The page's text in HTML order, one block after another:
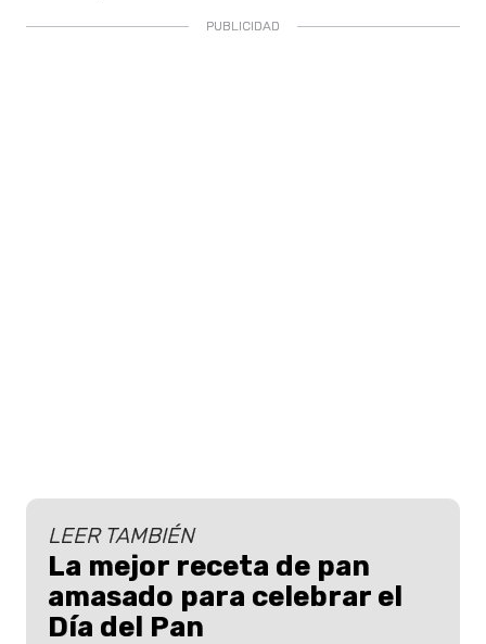
LEER TAMBIÉN
La mejor receta de pan
amasado para celebrar el
Día del Pan